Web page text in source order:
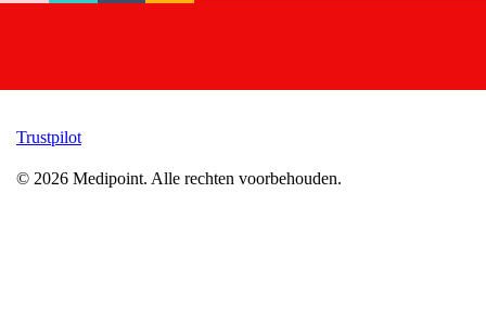
Trustpilot
© 2026 Medipoint. Alle rechten voorbehouden.